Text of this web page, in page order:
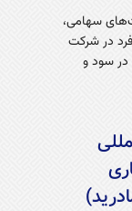
سهامی،
در شرکت
در سود و